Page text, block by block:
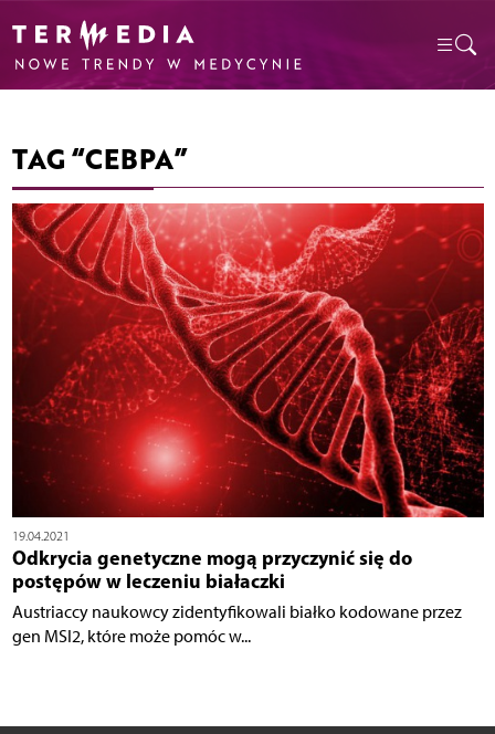
TAG “CEBPA”
19.04.2021
Odkrycia genetyczne mogą przyczynić się do
postępów w leczeniu białaczki
Austriaccy naukowcy zidentyfikowali białko kodowane przez
gen MSI2, które może pomóc w...